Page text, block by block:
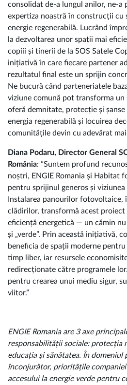
consolidat de-a lungul anilor, ne-a
expertiza noastră în construcții cu
energie regenerabilă. Lucrând
la dezvoltarea unor spații mai
copiii și tinerii de la SOS Satele
inițiativă în care fiecare partener
rezultatul final este un sprijin
Ne bucură când parteneriatele
viziune comună pot transforma
oferă demnitate, protecție și șanse
energia regenerabilă și locuirea
comunitățile devin cu adevărat mai
Diana Podaru, Director General
România: ”Suntem profund
noștri, ENGIE Romania și Habitat
pentru sprijinul generos și
Instalarea panourilor fotovoltaice,
clădirilor, transformă acest
eficiență energetică — un cămin
și „verde”. Prin această inițiativă,
beneficia de spații moderne
timp liber, iar resursele
redirecționate către programele
pentru crearea unui mediu sigur,
viitor.”
ENGIE Romania are 3 axe
responsabilității sociale: protecția
educația și sănătatea. În
înconjurător, prioritățile
accesului la energie verde pentru